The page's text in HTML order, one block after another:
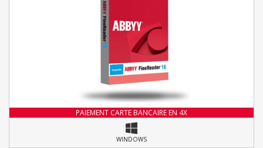
PAIEMENT CARTE BANCAIRE EN 4X
WINDOWS